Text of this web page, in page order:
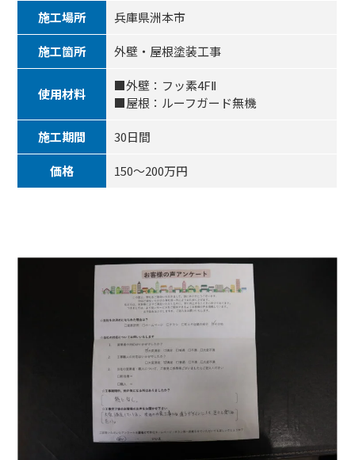
施工場所 兵庫県洲本市
施工箇所 外壁・屋根塗装工事
使用材料
■外壁：フッ素4FⅡ
■屋根：ルーフガード無機
施工期間 30日間
価格 150～200万円